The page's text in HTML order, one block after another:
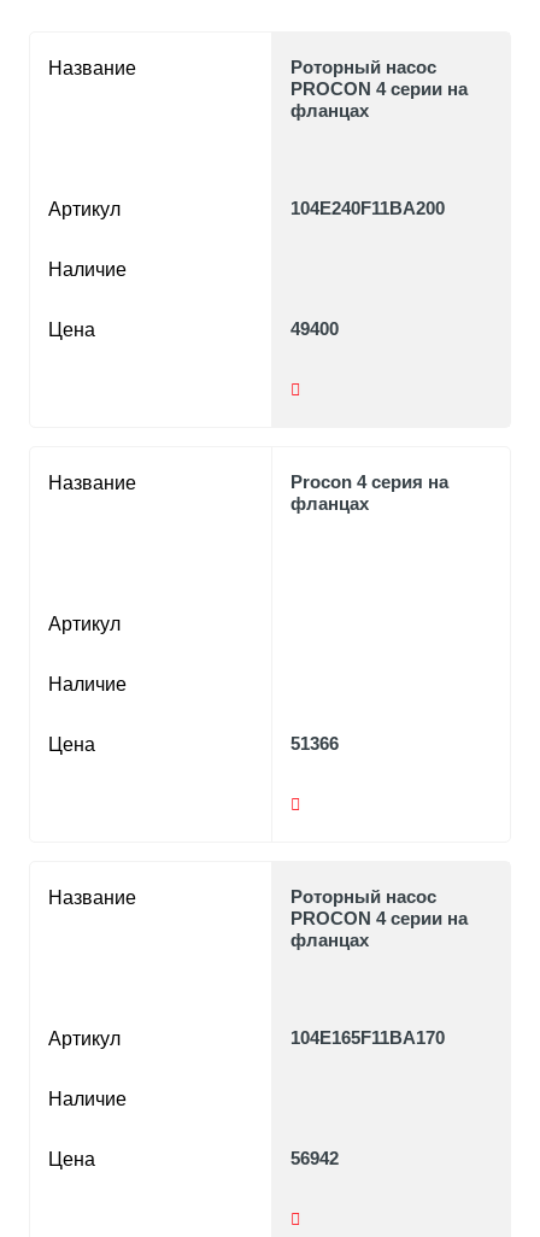
Название
Артикул
Наличие
Цена
Роторный насос
PROCON 4 серии на
фланцах
104E240F11BA200
49400
Название
Артикул
Наличие
Цена
Procon 4 серия на
фланцах
51366
Название
Артикул
Наличие
Цена
Роторный насос
PROCON 4 серии на
фланцах
104E165F11BA170
56942